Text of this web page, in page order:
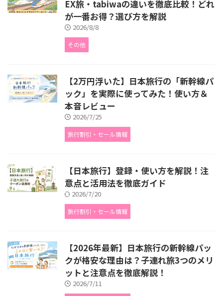
EX旅・tabiwaの違いを徹底比較！どれ
が一番お得？選び方を解説
2026/8/8
その他
【2万円浮いた】日本旅行の「新幹線パ
ック」を実際に使ってみた！使い方＆
本音レビュー
2026/7/25
旅行割引・セール情報
【日本旅行】登録・使い方を解説！注
意点と活用法を徹底ガイド
2026/7/20
旅行割引・セール情報
【2026年最新】日本旅行の新幹線パッ
クが格安な理由は？子連れ旅3つのメリ
ットと注意点を徹底解説！
2026/7/11